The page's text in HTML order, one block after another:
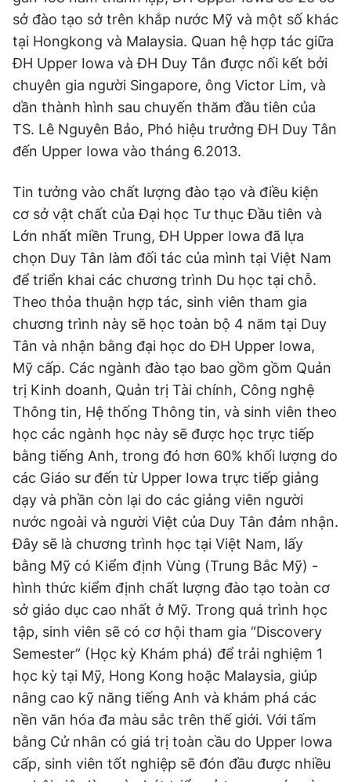
sở đào tạo sở trên khắp nước Mỹ và một số khác
tại Hongkong và Malaysia. Quan hệ hợp tác giữa
ĐH Upper Iowa và ĐH Duy Tân được nối kết bởi
chuyên gia người Singapore, ông Victor Lim, và
dần thành hình sau chuyến thăm đầu tiên của
TS. Lê Nguyên Bảo, Phó hiệu trưởng ĐH Duy Tân
đến Upper Iowa vào tháng 6.2013.
Tin tưởng vào chất lượng đào tạo và điều kiện
cơ sở vật chất của Đại học Tư thục Đầu tiên và
Lớn nhất miền Trung, ĐH Upper Iowa đã lựa
chọn Duy Tân làm đối tác của mình tại Việt Nam
để triển khai các chương trình Du học tại chỗ.
Theo thỏa thuận hợp tác, sinh viên tham gia
chương trình này sẽ học toàn bộ 4 năm tại Duy
Tân và nhận bằng đại học do ĐH Upper Iowa,
Mỹ cấp. Các ngành đào tạo bao gồm gồm Quản
trị Kinh doanh, Quản trị Tài chính, Công nghệ
Thông tin, Hệ thống Thông tin, và sinh viên theo
học các ngành học này sẽ được học trực tiếp
bằng tiếng Anh, trong đó hơn 60% khối lượng do
các Giáo sư đến từ Upper Iowa trực tiếp giảng
dạy và phần còn lại do các giảng viên người
nước ngoài và người Việt của Duy Tân đảm nhận.
Đây sẽ là chương trình học tại Việt Nam, lấy
bằng Mỹ có Kiểm định Vùng (Trung Bắc Mỹ) -
hình thức kiểm định chất lượng đào tạo toàn cơ
sở giáo dục cao nhất ở Mỹ. Trong quá trình học
tập, sinh viên sẽ có cơ hội tham gia “Discovery
Semester” (Học kỳ Khám phá) để trải nghiệm 1
học kỳ tại Mỹ, Hong Kong hoặc Malaysia, giúp
nâng cao kỹ năng tiếng Anh và khám phá các
nền văn hóa đa màu sắc trên thế giới. Với tấm
bằng Cử nhân có giá trị toàn cầu do Upper Iowa
cấp, sinh viên tốt nghiệp sẽ đón đầu được nhiều